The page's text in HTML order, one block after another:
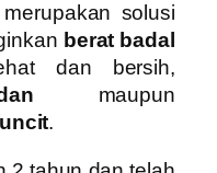
solusi
berat badal
dan bersih,
maupun
.